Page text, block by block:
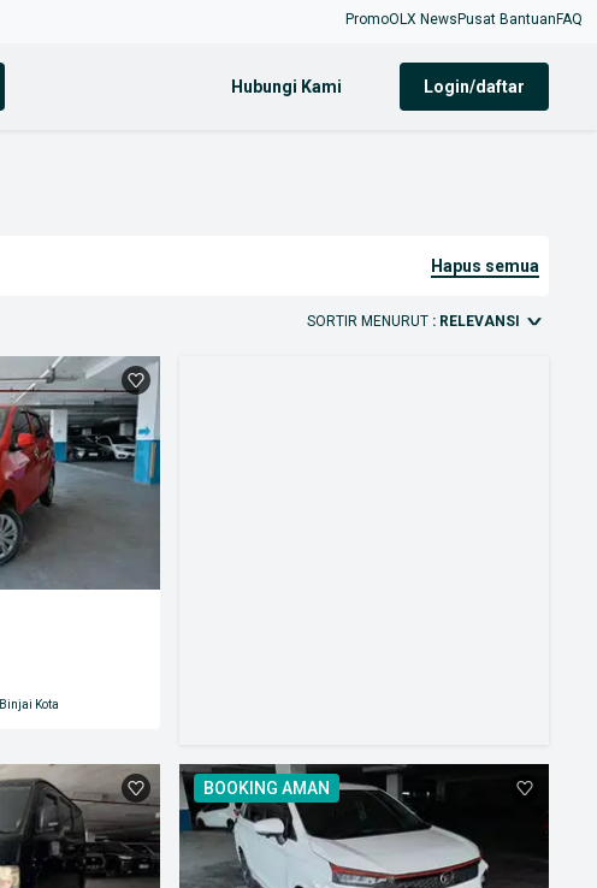
PromoOLX News Pusat Bantuan FAQ
Hubungi Kami login/daftar
hapus semua
SORTIR MENURUT : RELEVANSI
Binjai Kota
BOOKING AMAN